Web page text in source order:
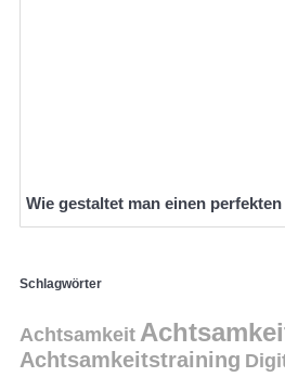
Wie gestaltet man einen
Schlagwörter
Achtsamkeit
Achtsamkeitstraining